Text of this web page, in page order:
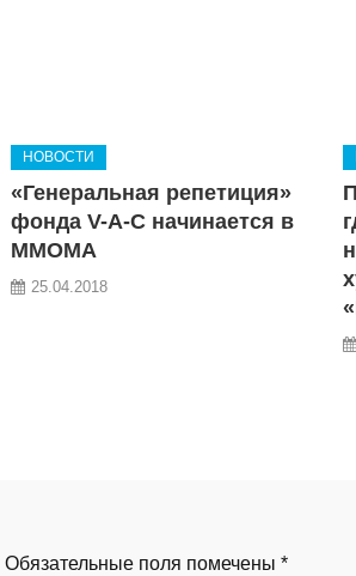
НОВОСТИ
«Генеральная репетиция»
фонда V-A-C начинается в
ММОМА
25.04.2018
Обязательные поля помечены *